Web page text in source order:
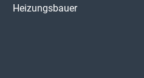
Heizungsbauer